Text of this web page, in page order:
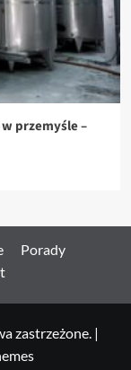
przemyśle –
Porady
zastrzeżone. |